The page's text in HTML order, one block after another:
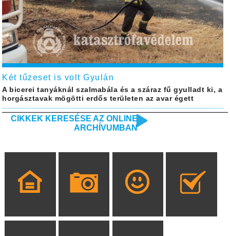
Két tűzeset is volt Gyulán
A bicerei tanyáknál szalmabála és a száraz fű gyulladt ki, a
horgásztavak mögötti erdős területen az avar égett
CIKKEK KERESÉSE AZ ONLINE
ARCHÍVUMBAN